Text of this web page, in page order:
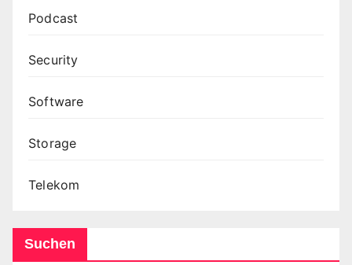
Podcast
Security
Software
Storage
Telekom
Suchen